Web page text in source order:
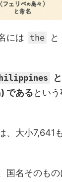
には the と
であるとい
、大小7,641
国名そのも